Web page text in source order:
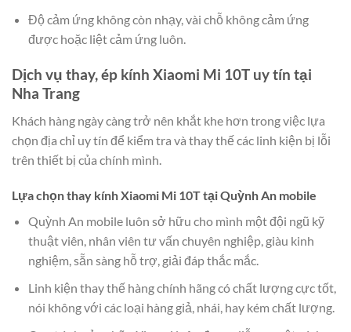
Độ cảm ứng không còn nhạy, vài chỗ không cảm ứng
được hoặc liệt cảm ứng luôn.
Dịch vụ thay, ép kính Xiaomi Mi 10T uy tín tại
Nha Trang
Khách hàng ngày càng trở nên khắt khe hơn trong việc lựa
chọn địa chỉ uy tín để kiểm tra và thay thế các linh kiện bị lỗi
trên thiết bị của chính mình.
Lựa chọn thay kính Xiaomi Mi 10T tại Quỳnh An mobile
Quỳnh An mobile luôn sở hữu cho mình một đội ngũ kỹ
thuật viên, nhân viên tư vấn chuyên nghiệp, giàu kinh
nghiệm, sẵn sàng hỗ trợ, giải đáp thắc mắc.
Linh kiện thay thế hàng chính hãng có chất lượng cực tốt,
nói không với các loại hàng giả, nhái, hay kém chất lượng.